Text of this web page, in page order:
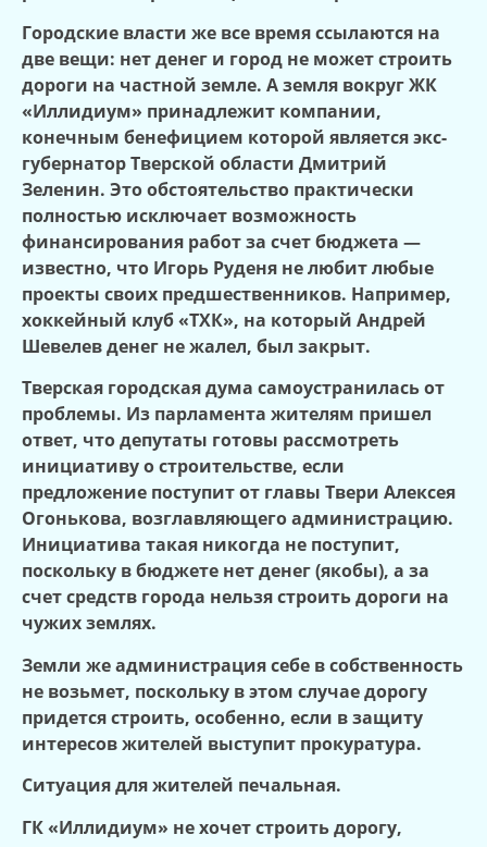
Городские власти же все время ссылаются на
две вещи: нет денег и город не может строить
дороги на частной земле. А земля вокруг ЖК
«Иллидиум» принадлежит компании,
конечным бенефицием которой является экс-
губернатор Тверской области Дмитрий
Зеленин. Это обстоятельство практически
полностью исключает возможность
финансирования работ за счет бюджета —
известно, что Игорь Руденя не любит любые
проекты своих предшественников. Например,
хоккейный клуб «ТХК», на который Андрей
Шевелев денег не жалел, был закрыт.
Тверская городская дума самоустранилась от
проблемы. Из парламента жителям пришел
ответ, что депутаты готовы рассмотреть
инициативу о строительстве, если
предложение поступит от главы Твери Алексея
Огонькова, возглавляющего администрацию.
Инициатива такая никогда не поступит,
поскольку в бюджете нет денег (якобы), а за
счет средств города нельзя строить дороги на
чужих землях.
Земли же администрация себе в собственность
не возьмет, поскольку в этом случае дорогу
придется строить, особенно, если в защиту
интересов жителей выступит прокуратура.
Ситуация для жителей печальная.
ГК «Иллидиум» не хочет строить дорогу,